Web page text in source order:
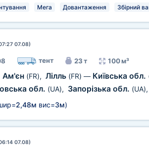
Мега Довантаження Збірний
07.08)
тент 23 т 100 м³
Ам'єн (FR), Лілль (FR) — Київська обл.
обл. (UA), Запорізька обл. (UA)
2,48м вис=3м)
07.08)